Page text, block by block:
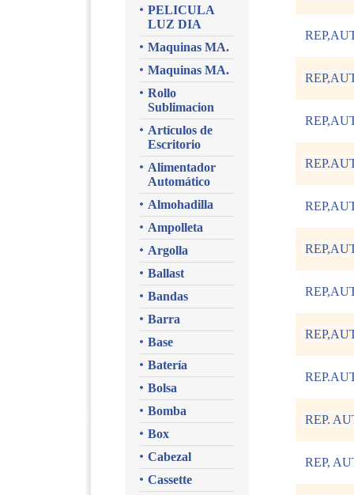
PELICULA
LUZ DIA
Maquinas MA.
Maquinas MA.
Rollo
Sublimacion
Artículos de
Escritorio
Alimentador
Automático
Almohadilla
Ampolleta
Argolla
Ballast
Bandas
Barra
Base
Batería
Bolsa
Bomba
Box
Cabezal
Cassette
REP.
REP,